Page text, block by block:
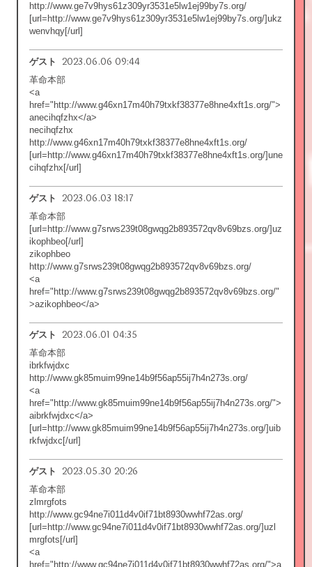
http://www.ge7v9hys61z309yr3531e5lw1ej99by7s.org/
[url=http://www.ge7v9hys61z309yr3531e5lw1ej99by7s.org/]ukz
wenvhqy[/url]
ゲスト 2023.06.06 09:44
革命本部
<a
href="http://www.g46xn17m40h79txkf38377e8hne4xft1s.org/">
anecihqfzhx</a>
necihqfzhx
http://www.g46xn17m40h79txkf38377e8hne4xft1s.org/
[url=http://www.g46xn17m40h79txkf38377e8hne4xft1s.org/]une
cihqfzhx[/url]
ゲスト 2023.06.03 18:17
革命本部
[url=http://www.g7srws239t08gwqg2b893572qv8v69bzs.org/]uz
ikophbeo[/url]
zikophbeo
http://www.g7srws239t08gwqg2b893572qv8v69bzs.org/
<a
href="http://www.g7srws239t08gwqg2b893572qv8v69bzs.org/"
>azikophbeo</a>
ゲスト 2023.06.01 04:35
革命本部
ibrkfwjdxc
http://www.gk85muim99ne14b9f56ap55ij7h4n273s.org/
<a
href="http://www.gk85muim99ne14b9f56ap55ij7h4n273s.org/">
aibrkfwjdxc</a>
[url=http://www.gk85muim99ne14b9f56ap55ij7h4n273s.org/]uib
rkfwjdxc[/url]
ゲスト 2023.05.30 20:26
革命本部
zlmrgfots
http://www.gc94ne7i011d4v0if71bt8930wwhf72as.org/
[url=http://www.gc94ne7i011d4v0if71bt8930wwhf72as.org/]uzl
mrgfots[/url]
<a
href="http://www.gc94ne7i011d4v0if71bt8930wwhf72as.org/">a